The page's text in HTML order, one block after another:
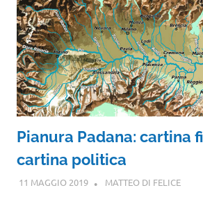
Pianura Padana: cartina
cartina politica
11 MAGGIO 2019 MATTEO DI FELICE